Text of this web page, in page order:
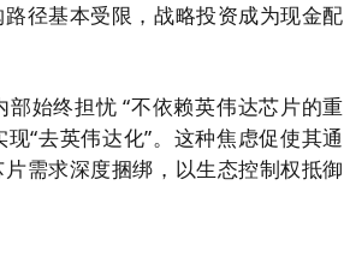
径基本受限，战略投资成为现金配
始终担忧 “不依赖英伟达芯片的重
“去英伟达化”。这种焦虑促使其通
需求深度捆绑，以生态控制权抵御